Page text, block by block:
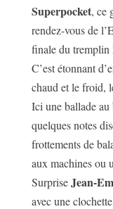
Superpocket, ce
rendez-vous de
finale du tremplin
C’est étonnant
chaud et le froid,
Ici une ballade au
quelques notes
frottements de
aux machines ou
SurpriseJean-
avec une